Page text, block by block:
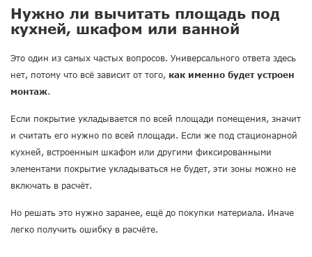
Нужно ли вычитать площадь под
кухней, шкафом или ванной
Это один из самых частых вопросов. Универсального ответа здесь
нет, потому что всё зависит от того, как именно будет устроен
монтаж.
Если покрытие укладывается по всей площади помещения, значит
и считать его нужно по всей площади. Если же под стационарной
кухней, встроенным шкафом или другими фиксированными
элементами покрытие укладываться не будет, эти зоны можно не
включать в расчёт.
Но решать это нужно заранее, ещё до покупки материала. Иначе
легко получить ошибку в расчёте.